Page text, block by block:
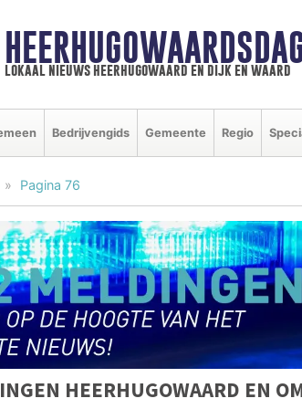
lokaal nieuws heerhugowaard en dijk en waard
Bedrijvengids Gemeente Regio
Pagina 76
HEERHUGOWAARD EN